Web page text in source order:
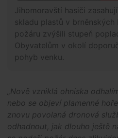
Jihomoravští hasiči
skladu plastů v brněnských
požáru zvýšili stupeň
Obyvatelům v okolí
pohyb venku.
„Nově vzniklá ohniska
nebo se objeví plamenné
znovu povolaná dronová
odhadnout, jak dlouho ještě